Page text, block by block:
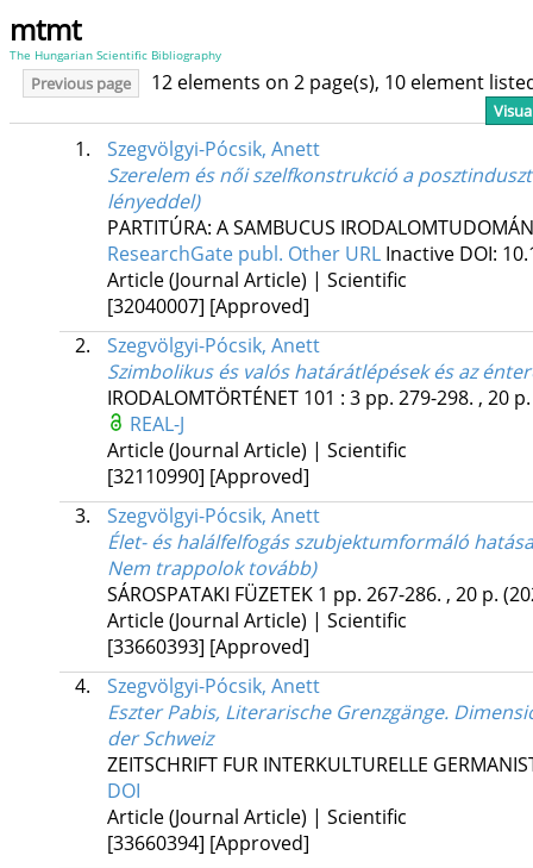
mtmt
The Hungarian Scientific Bibliography
Previous page 12 elements on 2 page(s), 10 element
1.
Szegvölgyi-Pócsik, Anett
Szerelem és női szelfkonstrukció a
lényeddel)
PARTITÚRA: A SAMBUCUS
ResearchGate publ. Other URL Inactive DOI:
Article (Journal Article) | Scientific
[32040007] [Approved]
2.
Szegvölgyi-Pócsik, Anett
Szimbolikus és valós határátlépések és az
IRODALOMTÖRTÉNET 101 : 3 pp. 279-298. , 20
REAL-J
Article (Journal Article) | Scientific
[32110990] [Approved]
3.
Szegvölgyi-Pócsik, Anett
Élet- és halálfelfogás szubjektumformáló
Nem trappolok tovább)
SÁROSPATAKI FÜZETEK 1 pp. 267-286. , 20 p.
Article (Journal Article) | Scientific
[33660393] [Approved]
4.
Szegvölgyi-Pócsik, Anett
Eszter Pabis, Literarische Grenzgänge.
der Schweiz
ZEITSCHRIFT FUR INTERKULTURELLE
DOI
Article (Journal Article) | Scientific
[33660394] [Approved]